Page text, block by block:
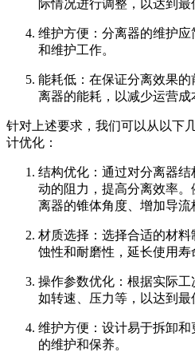
际情况进行调整，以达到最
维护方便：分离器的维护
和维护工作。
能耗低：在保证分离效果
离器的能耗，以减少运营成
针对上述要求，我们可以从以下
计优化：
结构优化：通过对分离器
动的阻力，提高分离效率
离器的锥体角度、增加导流
材质选择：选择合适的材
蚀性和耐磨性，延长使用寿
操作参数优化：根据实际工
如转速、压力等，以达到最
维护方便：设计易于拆卸
的维护和保养。